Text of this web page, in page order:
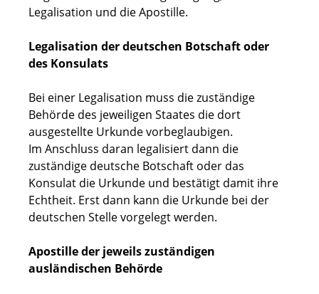
Legalisation und die Apostille.
Legalisation der deutschen Botschaft oder
des Konsulats
Bei einer Legalisation muss die zuständige
Behörde des jeweiligen Staates die dort
ausgestellte Urkunde vorbeglaubigen.
Im Anschluss daran legalisiert dann die
zuständige deutsche Botschaft oder das
Konsulat die Urkunde und bestätigt damit ihre
Echtheit. Erst dann kann die Urkunde bei der
deutschen Stelle vorgelegt werden.
Apostille der jeweils zuständigen
ausländischen Behörde